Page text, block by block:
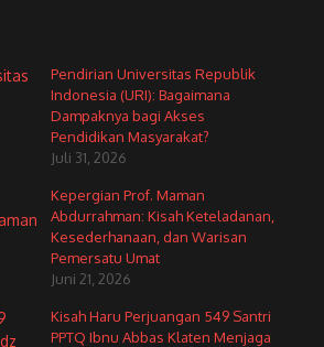
Pendirian Universitas Republik
Indonesia (URI): Bagaimana
Dampaknya bagi Akses
Pendidikan Masyarakat?
Juli 31, 2026
Kepergian Prof. Maman
Abdurrahman: Kisah Keteladanan,
Kesederhanaan, dan Warisan
Pemersatu Umat
Juni 21, 2026
Kisah Haru Perjuangan 549 Santri
PPTQ Ibnu Abbas Klaten Menjaga